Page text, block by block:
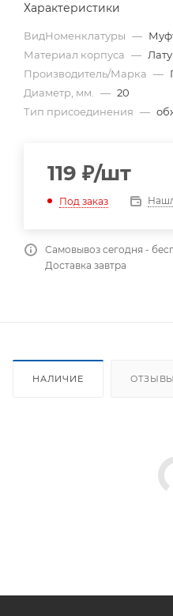
Характеристики
ВидНоменклатуры —
Материал корпуса —
Производитель/Марка —
Диаметр, мм. — 20
Тип присоединения —
119 ₽/шт
Под заказ
Самовывоз сегодня -
Доставка завтра
НАЛИЧИЕ ОТЗЫВЫ